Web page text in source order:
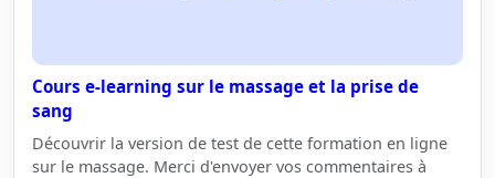
Cours e-learning sur le massage et la prise de
sang
Découvrir la version de test de cette formation en ligne
sur le massage. Merci d'envoyer vos commentaires à